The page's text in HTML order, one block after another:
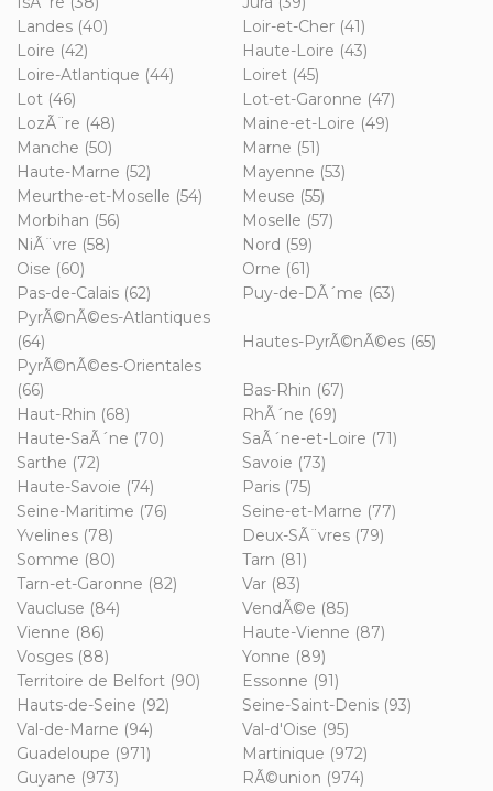
Landes (40)
Loir-et-Cher (41)
Loire (42)
Haute-Loire (43)
Loire-Atlantique (44)
Loiret (45)
Lot (46)
Lot-et-Garonne (47)
LozÃ¨re (48)
Maine-et-Loire (49)
Manche (50)
Marne (51)
Haute-Marne (52)
Mayenne (53)
Meurthe-et-Moselle (54)
Meuse (55)
Morbihan (56)
Moselle (57)
NiÃ¨vre (58)
Nord (59)
Oise (60)
Orne (61)
Pas-de-Calais (62)
Puy-de-DÃ´me (63)
PyrÃ©nÃ©es-Atlantiques
(64)
Hautes-PyrÃ©nÃ©es (65)
PyrÃ©nÃ©es-Orientales
(66)
Bas-Rhin (67)
Haut-Rhin (68)
RhÃ´ne (69)
Haute-SaÃ´ne (70)
SaÃ´ne-et-Loire (71)
Sarthe (72)
Savoie (73)
Haute-Savoie (74)
Paris (75)
Seine-Maritime (76)
Seine-et-Marne (77)
Yvelines (78)
Deux-SÃ¨vres (79)
Somme (80)
Tarn (81)
Tarn-et-Garonne (82)
Var (83)
Vaucluse (84)
VendÃ©e (85)
Vienne (86)
Haute-Vienne (87)
Vosges (88)
Yonne (89)
Territoire de Belfort (90)
Essonne (91)
Hauts-de-Seine (92)
Seine-Saint-Denis (93)
Val-de-Marne (94)
Val-d'Oise (95)
Guadeloupe (971)
Martinique (972)
Guyane (973)
RÃ©union (974)